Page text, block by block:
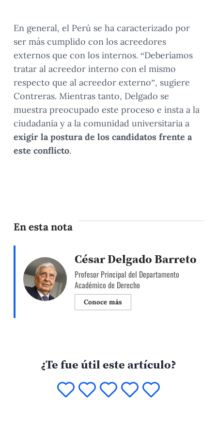
En general, el Perú se ha caracterizado por
ser más cumplido con los acreedores
externos que con los internos. “Deberíamos
tratar al acreedor interno con el mismo
respecto que al acreedor externo”, sugiere
Contreras. Mientras tanto, Delgado se
muestra preocupado este proceso e insta a la
ciudadanía y a la comunidad universitaria a
exigir la postura de los candidatos frente a
este conflicto.
En esta nota
César Delgado Barreto
Profesor Principal del Departamento
Académico de Derecho
Conoce más
¿Te fue útil este artículo?